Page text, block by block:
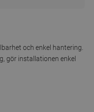
och enkel hantering.
gör installationen enkel